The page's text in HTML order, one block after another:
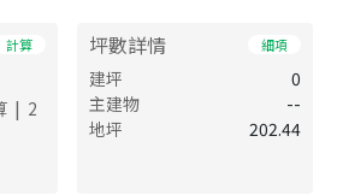
計算
| 2
坪數詳情 細項
建坪
0
主建物
--
地坪
202.44